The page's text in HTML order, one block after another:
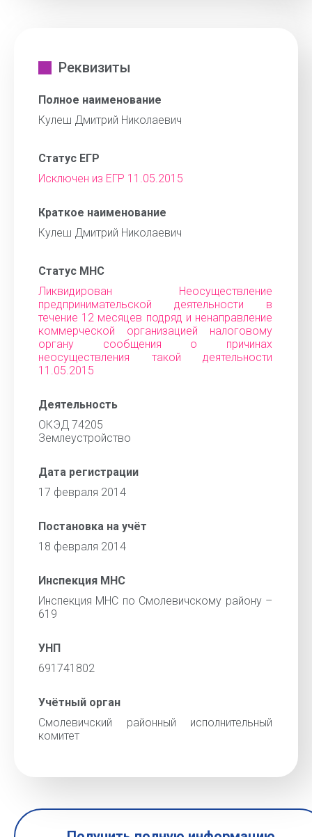
Реквизиты
Полное наименование
Кулеш Дмитрий Николаевич
Статус ЕГР
Исключен из ЕГР 11.05.2015
Краткое наименование
Кулеш Дмитрий Николаевич
Статус МНС
Ликвидирован Неосуществление
предпринимательской деятельности в
течение 12 месяцев подряд и ненаправление
коммерческой организацией налоговому
органу сообщения о причинах
неосуществления такой деятельности
11.05.2015
Деятельность
ОКЭД 74205
Землеустройство
Дата регистрации
17 февраля 2014
Постановка на учёт
18 февраля 2014
Инспекция МНС
Инспекция МНС по Смолевичскому району –
619
УНП
691741802
Учётный орган
Смолевичский районный исполнительный
комитет